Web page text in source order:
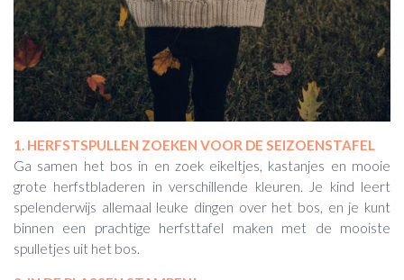
1. HERFSTSPULLEN ZOEKEN VOOR DE SEIZOENSTAFEL
Ga samen het bos in en zoek eikeltjes, kastanjes en mooie
grote herfstbladeren in verschillende kleuren. Je kind leert
spelenderwijs allemaal leuke dingen over het bos, en je kunt
binnen een prachtige herfsttafel maken met de mooiste
spulletjes uit het bos.